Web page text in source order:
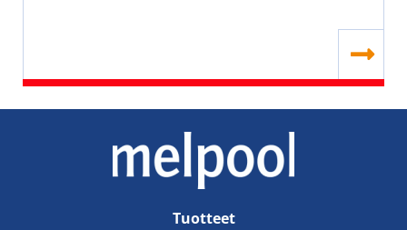
Tuotteet